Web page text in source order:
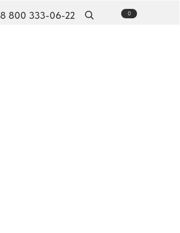
0
8 800 333-06-22